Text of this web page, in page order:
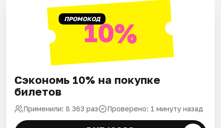
ПРОМОКОД10%
Сэкономь 10% на покупке
билетов
Применили: 8 363 раз Проверено: 1 минуту назад